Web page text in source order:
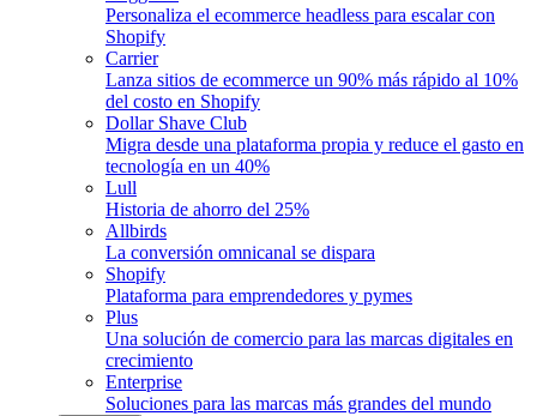
Personaliza el ecommerce headless para escalar con
Shopify
Carrier
Lanza sitios de ecommerce un 90% más rápido al 10%
del costo en Shopify
Dollar Shave Club
Migra desde una plataforma propia y reduce el gasto en
tecnología en un 40%
Lull
Historia de ahorro del 25%
Allbirds
La conversión omnicanal se dispara
Shopify
Plataforma para emprendedores y pymes
Plus
Una solución de comercio para las marcas digitales en
crecimiento
Enterprise
Soluciones para las marcas más grandes del mundo